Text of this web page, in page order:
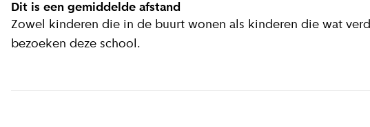
Dit is een gemiddelde afstand
Zowel kinderen die in de buurt wonen als kinderen die wat
bezoeken deze school.